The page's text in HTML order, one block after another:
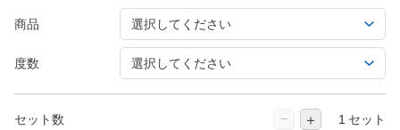
商品
度数
セット数 − ＋ セット